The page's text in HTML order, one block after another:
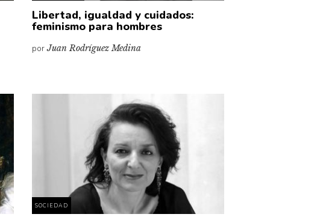
Libertad, igualdad y cuidados:
feminismo para hombres
porJuan Rodríguez Medina
SOCIEDAD